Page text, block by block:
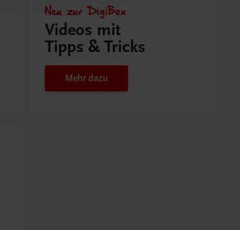
Neu zur DigiBox
Videos mit
Tipps & Tricks
Mehr dazu